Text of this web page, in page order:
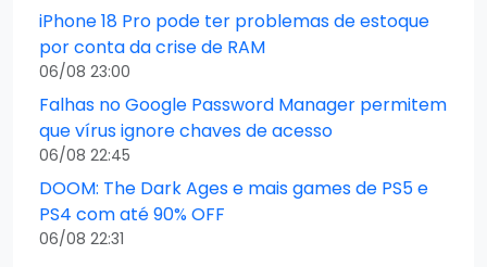
iPhone 18 Pro pode ter problemas de estoque
por conta da crise de RAM
06/08 23:00
Falhas no Google Password Manager permitem
que vírus ignore chaves de acesso
06/08 22:45
DOOM: The Dark Ages e mais games de PS5 e
PS4 com até 90% OFF
06/08 22:31